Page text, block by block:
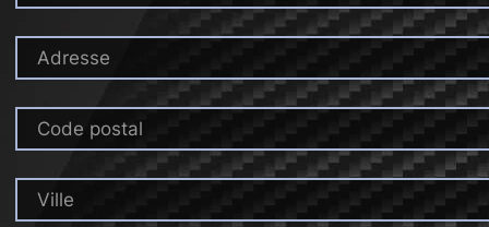
Adresse
Code postal
Ville